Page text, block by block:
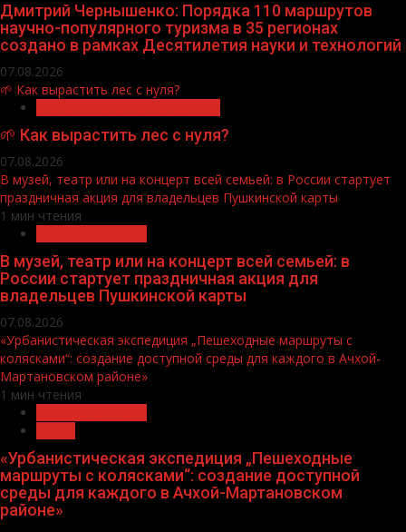
Дмитрий Чернышенко: Порядка 110 маршрутов
научно-популярного туризма в 35 регионах
создано в рамках Десятилетия науки и технологий
07.08.2026
🌱 Как вырастить лес с нуля?
🌱 Как вырастить лес с нуля?
07.08.2026
В музей, театр или на концерт всей семьей: в России стартует
праздничная акция для владельцев Пушкинской карты
1 мин чтения
В музей, театр или на концерт всей семьей: в
России стартует праздничная акция для
владельцев Пушкинской карты
07.08.2026
«Урбанистическая экспедиция „Пешеходные маршруты с
колясками“: создание доступной среды для каждого в Ачхой-
Мартановском районе»
1 мин чтения
«Урбанистическая экспедиция „Пешеходные
маршруты с колясками“: создание доступной
среды для каждого в Ачхой-Мартановском
районе»